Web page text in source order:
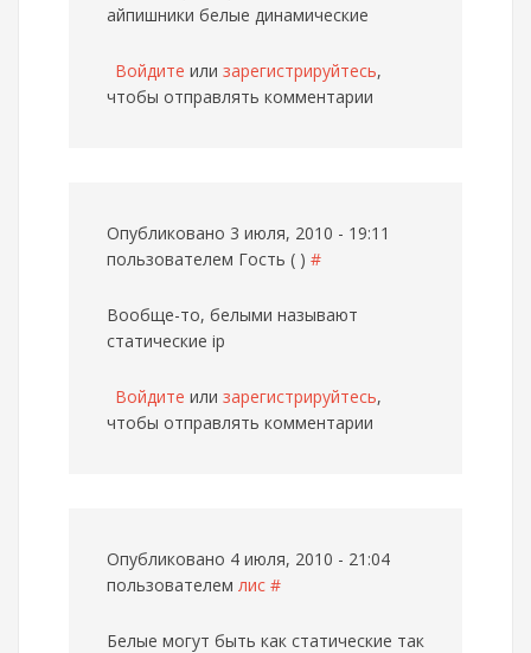
айпишники белые динамические
Войдите или зарегистрируйтесь,
чтобы отправлять комментарии
Опубликовано 3 июля, 2010 - 19:11
пользователем Гость ( ) #
Вообще-то, белыми называют
статические ip
Войдите или зарегистрируйтесь,
чтобы отправлять комментарии
Опубликовано 4 июля, 2010 - 21:04
пользователем лис #
Белые могут быть как статические так